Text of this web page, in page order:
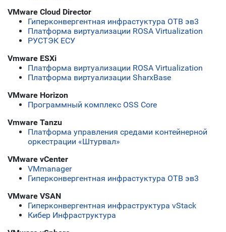
VMware Cloud Director
Гиперконвергентная инфрастуктура ОТВ эв3
Платформа виртуализации ROSA Virtualization
РУСТЭК ЕСУ
Vmware ESXi
Платформа виртуализации ROSA Virtualization
Платформа виртуализации SharxBase
VMware Horizon
Программный комплекс OSS Core
Vmware Tanzu
Платформа управления средами контейнерной
оркестрации «Штурвал»
VMware vCenter
VMmanager
Гиперконвергентная инфрастуктура ОТВ эв3
VMware VSAN
Гиперконвергентная инфраструктура vStack
Кибер Инфраструктура